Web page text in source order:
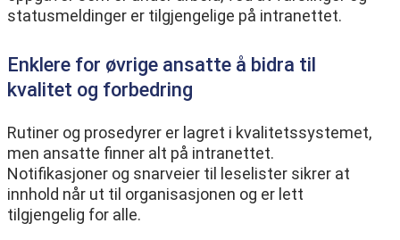
statusmeldinger er tilgjengelige på intranettet.
Enklere for øvrige ansatte å bidra til
kvalitet og forbedring
Rutiner og prosedyrer er lagret i kvalitetssystemet,
men ansatte finner alt på intranettet.
Notifikasjoner og snarveier til leselister sikrer at
innhold når ut til organisasjonen og er lett
tilgjengelig for alle.